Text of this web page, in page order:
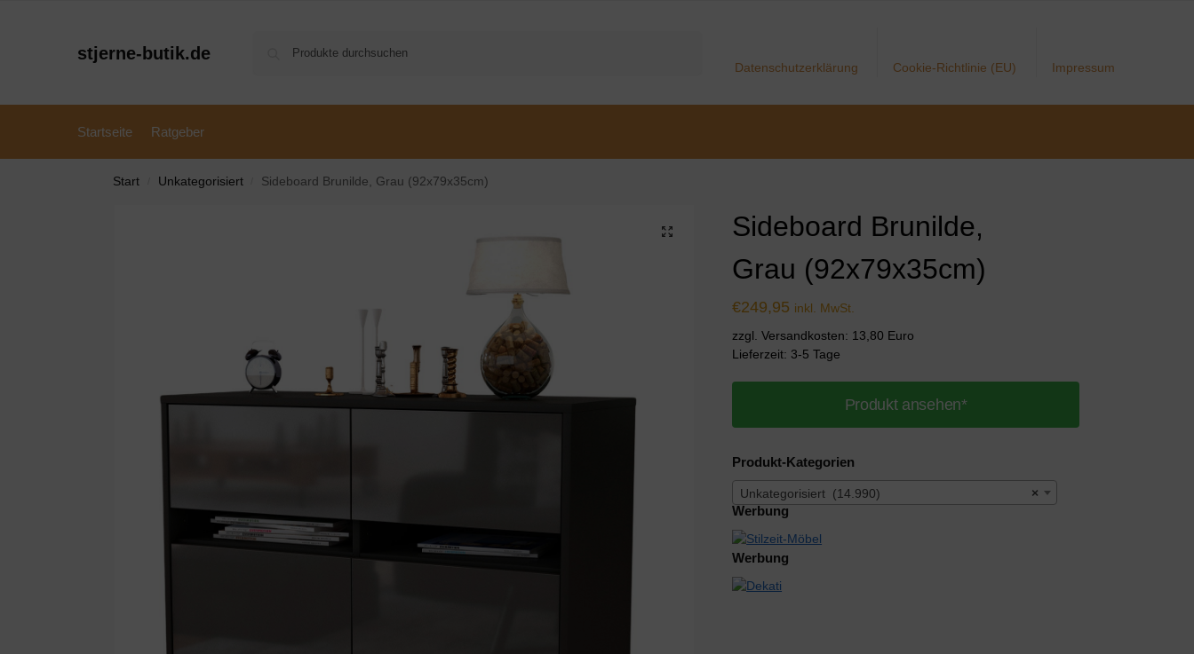
stjerne-butik.de
Datenschutzerklärung Cookie-Richtlinie (EU) Impressum
Startseite Ratgeber
Start Unkategorisiert Sideboard Brunilde, Grau (92x79x35cm)
Sideboard Brunilde,
Grau (92x79x35cm)
€249,95 inkl. MwSt.
zzgl. Versandkosten: 13,80 Euro
Lieferzeit: 3-5 Tage
Produkt ansehen*
Produkt-Kategorien
×
Unkategorisiert (14.990)
Werbung
Werbung